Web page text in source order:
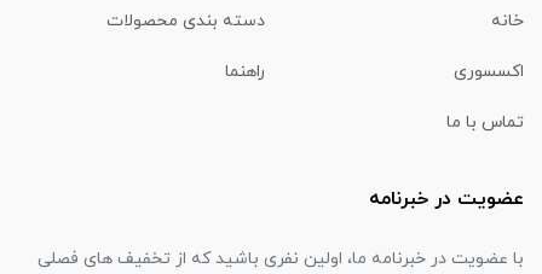
خانه دسته بندی محصولات
اکسسوری راهنما
تماس با ما
عضویت در خبرنامه
با عضویت در خبرنامه ما، اولین نفری باشید که از تخفیف های فصلی